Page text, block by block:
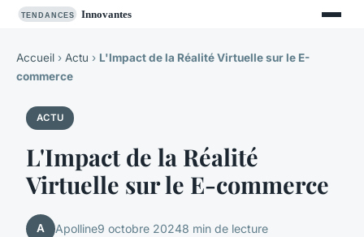
Accueil › Actu › L'Impact de la Réalité Virtuelle sur le E-
commerce
ACTU
L'Impact de la Réalité
Virtuelle sur le E-commerce
A Apolline9 octobre 20248 min de lecture